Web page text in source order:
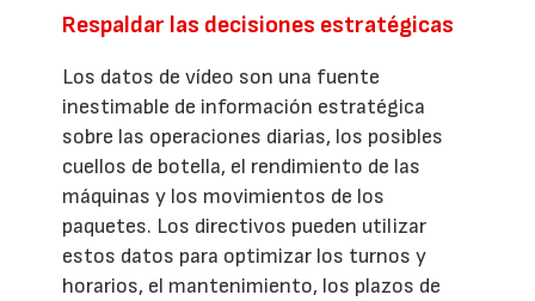
Respaldar las decisiones estratégicas
Los datos de vídeo son una fuente
inestimable de información estratégica
sobre las operaciones diarias, los posibles
cuellos de botella, el rendimiento de las
máquinas y los movimientos de los
paquetes. Los directivos pueden utilizar
estos datos para optimizar los turnos y
horarios, el mantenimiento, los plazos de